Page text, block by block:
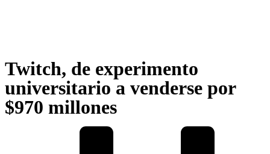
Twitch, de experimento
universitario a venderse por
$970 millones